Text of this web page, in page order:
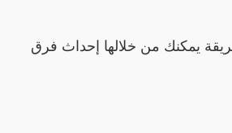
يمكنك من خلالها إحداث فرق